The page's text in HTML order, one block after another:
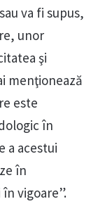
va fi supus,
unor
şi
menţionează
este
în
a acestui
în
vigoare”.